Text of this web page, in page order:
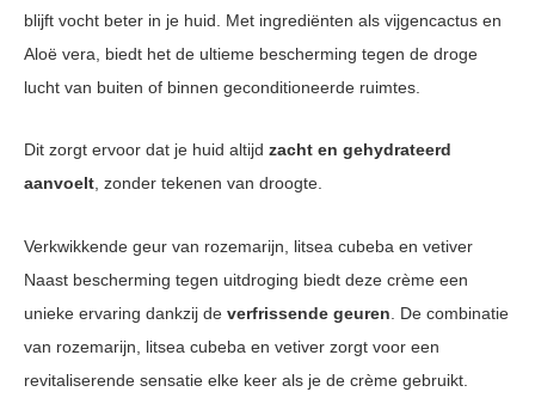
blijft vocht beter in je huid. Met ingrediënten als vijgencactus en
Aloë vera, biedt het de ultieme bescherming tegen de droge
lucht van buiten of binnen geconditioneerde ruimtes.
Dit zorgt ervoor dat je huid altijd zacht en gehydrateerd
aanvoelt, zonder tekenen van droogte.
Verkwikkende geur van rozemarijn, litsea cubeba en vetiver
Naast bescherming tegen uitdroging biedt deze crème een
unieke ervaring dankzij de verfrissende geuren . De combinatie
van rozemarijn, litsea cubeba en vetiver zorgt voor een
revitaliserende sensatie elke keer als je de crème gebruikt.